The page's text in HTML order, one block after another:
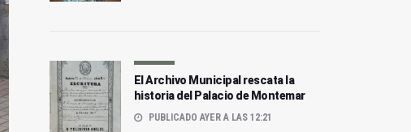
El Archivo Municipal rescata la
historia del Palacio de Montemar
PUBLICADO AYER A LAS 12:21